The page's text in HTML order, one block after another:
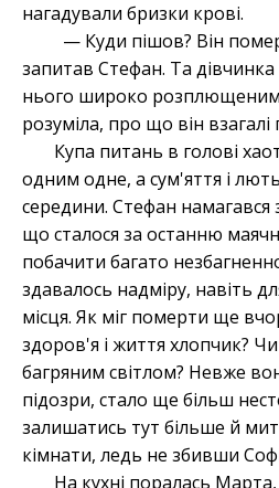
нагадували бризки крові.
— Куди пішов? Він
запитав Стефан. Та
нього широко
розуміла, про що він взагалі
Купа питань в голові
одним одне, а сум'яття і
середини. Стефан намагався
що сталося за останню
побачити багато
здавалось надміру, навіть
місця. Як міг померти ще
здоров'я і життя хлопчик?
багряним світлом? Невже
підозри, стало ще більш
залишатись тут більше й
кімнати, ледь не збивши
На кухні поралась